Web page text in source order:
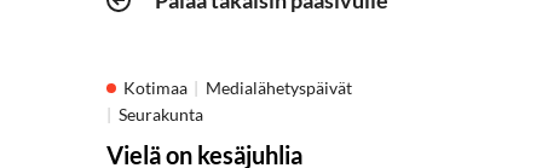
Kotimaa
Medialähetyspäivät
Seurakunta
Vielä on kesäjuhlia